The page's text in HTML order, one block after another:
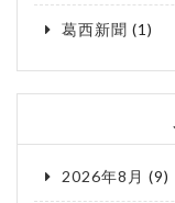
葛西新聞 (1)
2026年8月 (9)